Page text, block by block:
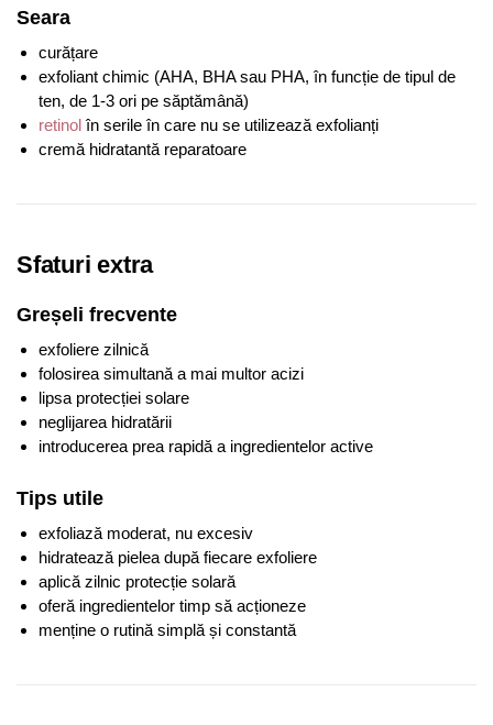
Seara
curățare
exfoliant chimic (AHA, BHA sau PHA, în funcție de tipul de
ten, de 1-3 ori pe săptămână)
retinolîn serile în care nu se utilizează exfolianți
cremă hidratantă reparatoare
Sfaturi extra
Greșeli frecvente
exfoliere zilnică
folosirea simultană a mai multor acizi
lipsa protecției solare
neglijarea hidratării
introducerea prea rapidă a ingredientelor active
Tips utile
exfoliază moderat, nu excesiv
hidratează pielea după fiecare exfoliere
aplică zilnic protecție solară
oferă ingredientelor timp să acționeze
menține o rutină simplă și constantă